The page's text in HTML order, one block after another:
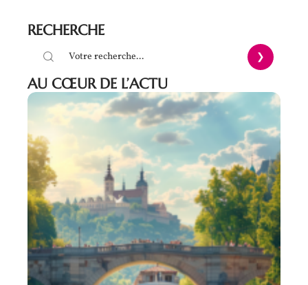
RECHERCHE
AU CŒUR DE L’ACTU